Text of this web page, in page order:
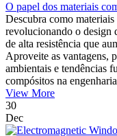
O papel dos materiais
Descubra como
revolucionando o design
de alta resistência que
Aproveite as vantagens,
ambientais e tendências
compósitos na
View More
30
Dec